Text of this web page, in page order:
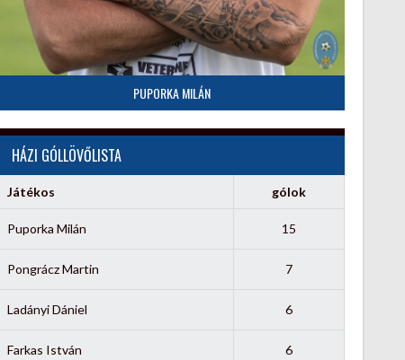
PUPORKA MILÁN
HÁZI GÓLLÖVŐLISTA
Játékos gólok
Puporka Milán 15
Pongrácz Martin 7
Ladányi Dániel 6
Farkas István 6